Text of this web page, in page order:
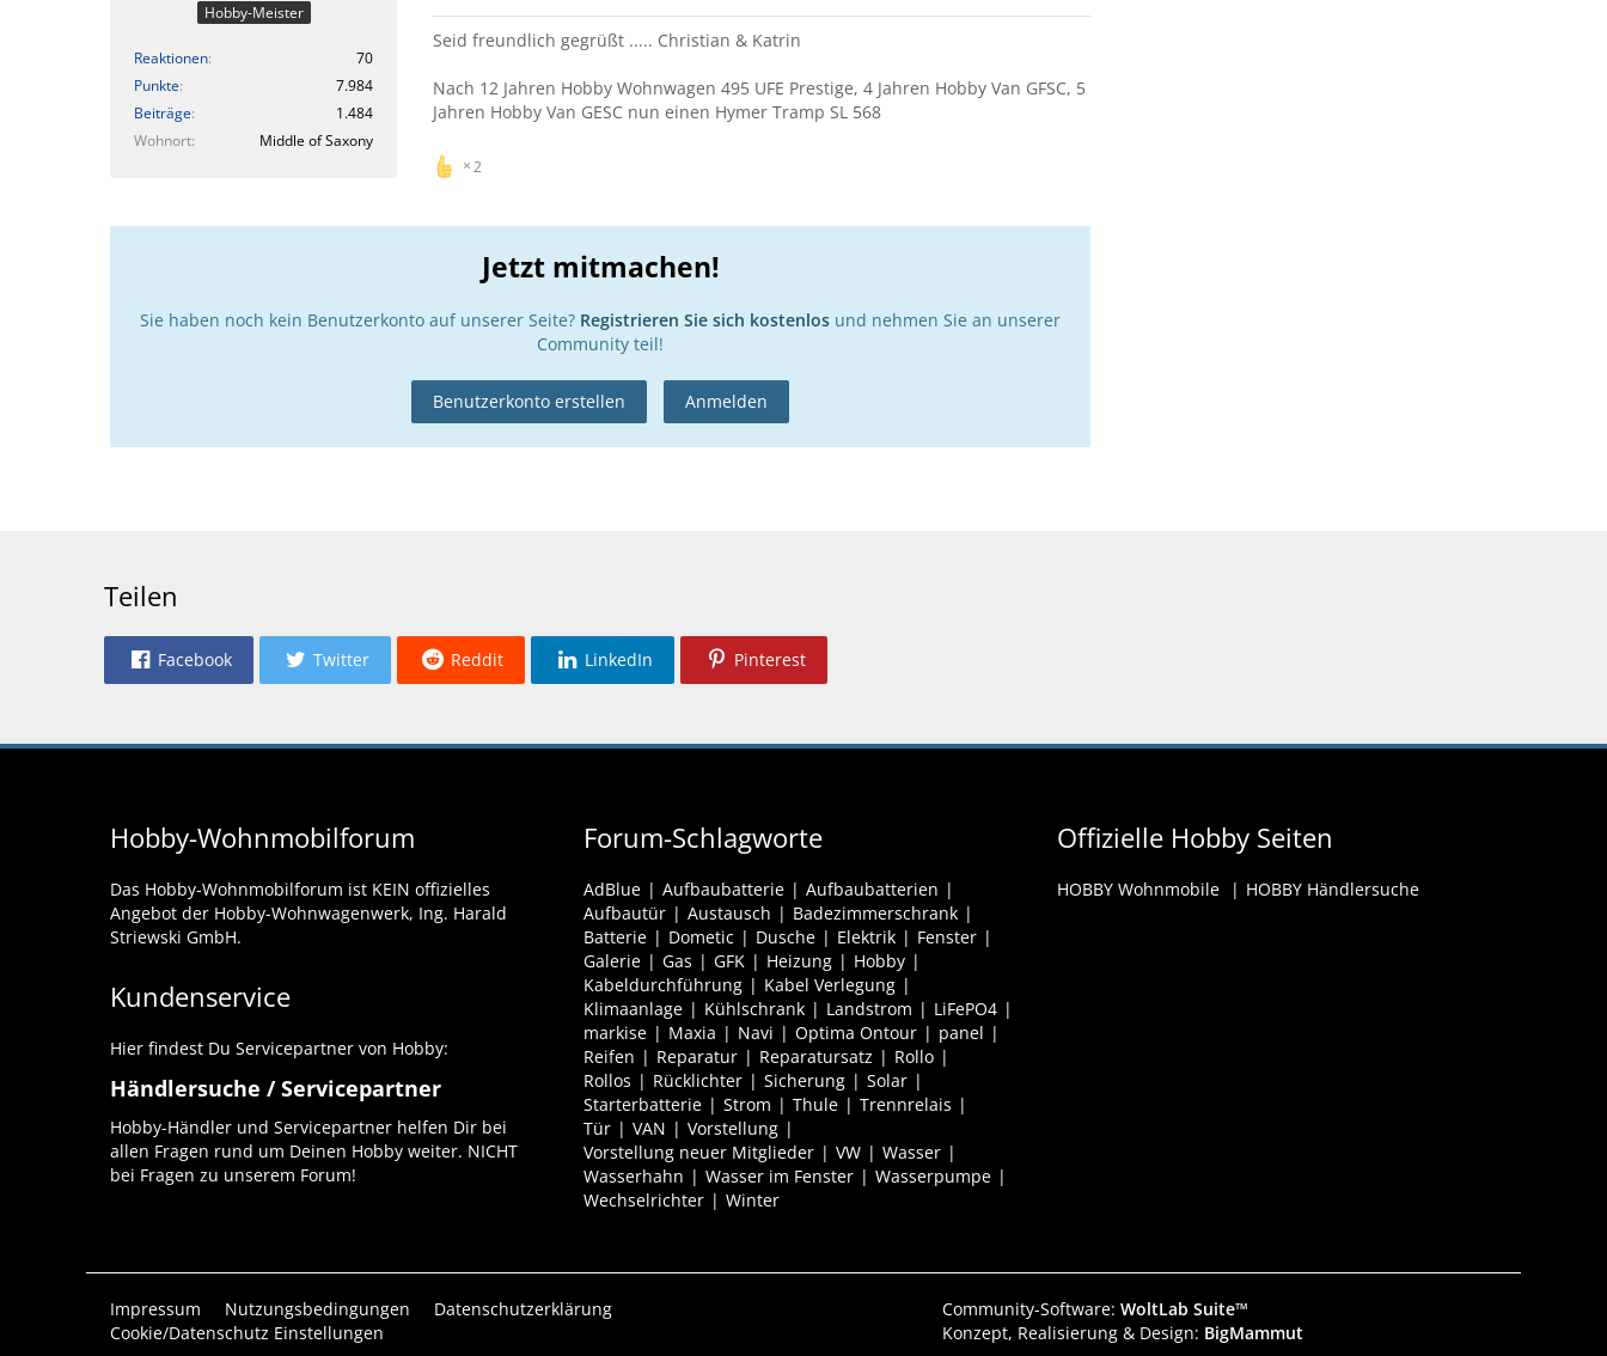
Hobby-Meister
Reaktionen
70
Punkte
7.984
Beiträge
1.484
Wohnort
Middle of Saxony
Seid freundlich gegrüßt ..... Christian & Katrin
Nach 12 Jahren Hobby Wohnwagen 495 UFE Prestige, 4 Jahren Hobby Van GFSC, 5
Jahren Hobby Van GESC nun einen Hymer Tramp SL 568
2
Jetzt mitmachen!
Sie haben noch kein Benutzerkonto auf unserer Seite? Registrieren Sie sich kostenlos und nehmen Sie an unserer
Community teil!
Benutzerkonto erstellen Anmelden
Teilen
Facebook Twitter Reddit LinkedIn Pinterest
Hobby-Wohnmobilforum
Das Hobby-Wohnmobilforum ist KEIN offizielles
Angebot der Hobby-Wohnwagenwerk, Ing. Harald
Striewski GmbH.
Kundenservice
Hier findest Du Servicepartner von Hobby:
Händlersuche / Servicepartner
Hobby-Händler und Servicepartner helfen Dir bei
allen Fragen rund um Deinen Hobby weiter. NICHT
bei Fragen zu unserem Forum!
Forum-Schlagworte
AdBlue Aufbaubatterie
Aufbaubatterien
Aufbautür
Austausch
Badezimmerschrank
Batterie
Dometic Dusche Elektrik
Fenster
Galerie
Gas GFK Heizung
Hobby
Kabeldurchführung
Kabel Verlegung
Klimaanlage
Kühlschrank Landstrom
LiFePO4
markise
Maxia Navi Optima Ontour
panel
Reifen
Reparatur Reparatursatz
Rollo
Rollos
Rücklichter Sicherung
Solar
Starterbatterie
Strom Thule
Trennrelais
Tür
VAN
Vorstellung
Vorstellung neuer Mitglieder
VW
Wasser
Wasserhahn
Wasser im Fenster
Wasserpumpe
Wechselrichter
Winter
Offizielle Hobby Seiten
HOBBY Wohnmobile HOBBY Händlersuche
Impressum Nutzungsbedingungen
Datenschutzerklärung
Cookie/Datenschutz Einstellungen
Community-Software: WoltLab Suite™
Konzept, Realisierung & Design: BigMammut